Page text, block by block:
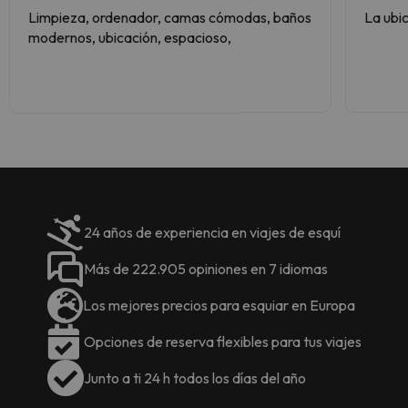
Calefacción de suelo radiante
central y placas eléctricas
individuales.
Toallas
movilidad reducida.
Deposito fianza de 400€ para
el apartamento y 100€ para el
su nombre, dónde se autorizara por
que se detecte.
Limpieza, ordenador, camas cómodas, baños
modernos, ubicación, espacioso,
La
24 años de experiencia en viajes de esquí
Más de 222.905 opiniones en 7 idiomas
Los mejores precios para esquiar en Europa
Opciones de reserva flexibles para tus viajes
Junto a ti 24 h todos los días del año